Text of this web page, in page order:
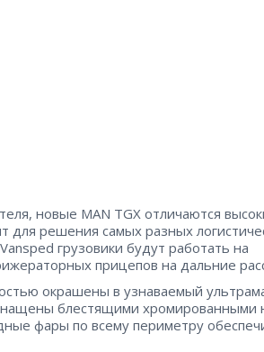
новые MAN TGX отличаются
для решения самых разных
грузовики будут работать на
прицепов на дальние
окрашены в узнаваемый
блестящими хромированными
фары по всему периметру